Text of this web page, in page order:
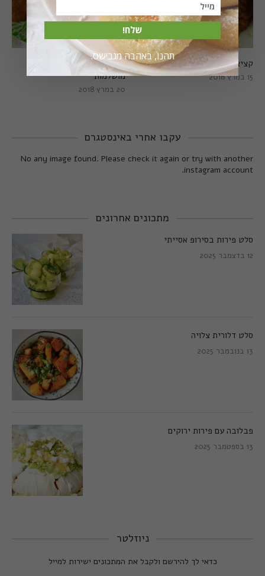
קציצות כרישה טבעוניות
מושלמות
20 במרץ 2018
קציצות כרישה מושלמות
15 במרץ 2018
עקבו אחרי באינסטגרם
No any image found. Please check it again or try with another
instagram account.
מתכונים אחרונים
סלט פירות בסירופ אסייתי
12 בדצמבר 2025
סלט דלורית צלויה
13 בנובמבר 2025
פבלובה עם פירות ירוקים
13 בספטמבר 2025
ניוזלטר
כדאי לך להירשם ולקבל את המתכונים ישירות למייל
שלח!
תהנו, באהבה מגבישס.